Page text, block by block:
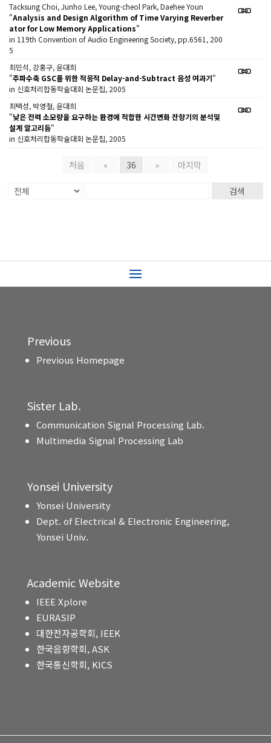
Tacksung Choi, Junho Lee, Young-cheol Park, Daehee Youn
"Analysis and Design Algorithm of Time Varying Reverber
ator for Low Memory Applications"
in 119th Convention of Audio Engineering Society, pp.6561, 200
5
최민석, 강홍구, 윤대희
"주파수축 GSC를 위한 적응적 Delay-and-Subtract 음성 여과기"
in 신호처리합동학술대회 논문집, 2005
최택성, 박영철, 윤대희
"낮은 전력 소모량을 요구하는 환경에 적합한 시간변화 잔향기의 분석및
설계 알고리듬"
in 신호처리합동학술대회 논문집, 2005
처음 « 36 » 마지막
검색
Previous
Previous Homepage
Sister Lab.
Communication Signal Processing Lab.
Multimedia Signal Processing Lab
Yonsei University
Yonsei University
Dept. of Electrical & Electronic Engineering,
Yonsei Univ.
Academic Website
IEEE Xplore
EURASIP
대한전자공학회, IEEK
한국음향학회, ASK
한국통신학회, KICS